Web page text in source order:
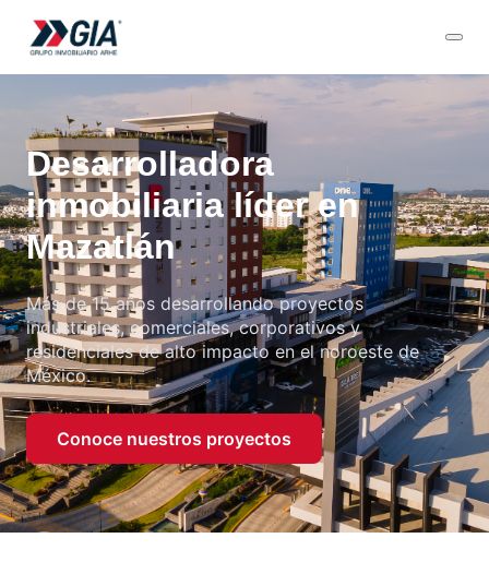
Desarrolladora
inmobiliaria líder en
Mazatlán
Más de 15 años desarrollando proyectos
industriales, comerciales, corporativos y
residenciales de alto impacto en el noroeste de
México.
Conoce nuestros proyectos